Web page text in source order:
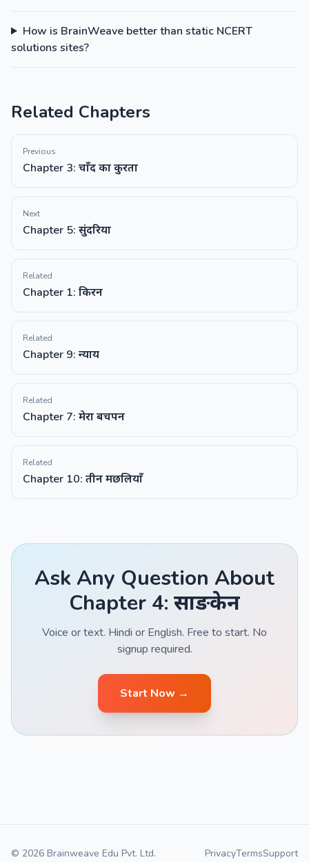
How is BrainWeave better than static NCERT
solutions sites?
Related Chapters
Previous
Chapter 3: चाँद का कुरता
Next
Chapter 5: सुंदरिया
Related
Chapter 1: किरन
Related
Chapter 9: न्याय
Related
Chapter 7: मेरा बचपन
Related
Chapter 10: तीन मछलियाँ
Ask Any Question About
Chapter 4: साङकेन
Voice or text. Hindi or English. Free to start. No
signup required.
Start Now →
© 2026 Brainweave Edu Pvt. Ltd. PrivacyTermsSupport